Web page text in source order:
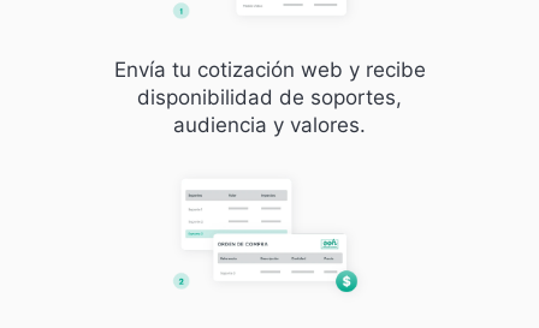
Envía tu cotización web y recibe
disponibilidad de soportes,
audiencia y valores.